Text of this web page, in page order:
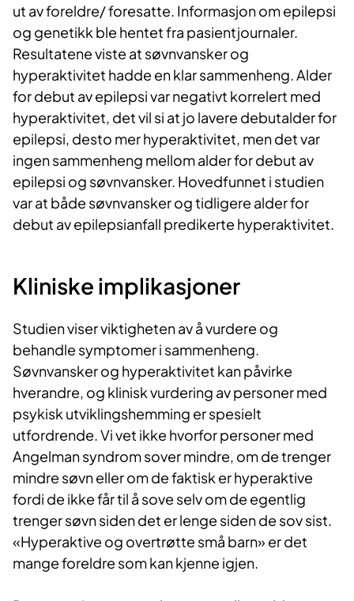
ut av foreldre/ foresatte. Informasjon om epilepsi
og genetikk ble hentet fra pasientjournaler.
Resultatene viste at søvnvansker og
hyperaktivitet hadde en klar sammenheng. Alder
for debut av epilepsi var negativt korrelert med
hyperaktivitet, det vil si at jo lavere debutalder for
epilepsi, desto mer hyperaktivitet, men det var
ingen sammenheng mellom alder for debut av
epilepsi og søvnvansker. Hovedfunnet i studien
var at både søvnvansker og tidligere alder for
debut av epilepsianfall predikerte hyperaktivitet.
Kliniske imp​​likasjoner
Studien viser viktigheten av å vurdere og
behandle symptomer i sammenheng.
Søvnvansker og hyperaktivitet kan påvirke
hverandre, og klinisk vurdering av personer med
psykisk utviklingshemming er spesielt
utfordrende. Vi vet ikke hvorfor personer med
Angelman syndrom sover mindre, om de trenger
mindre søvn eller om de faktisk er hyperaktive
fordi de ikke får til å sove selv om de egentlig
trenger søvn siden det er lenge siden de sov sist.
«Hyperaktive og overtrøtte små barn» er det
mange foreldre som kan kjenne igjen.